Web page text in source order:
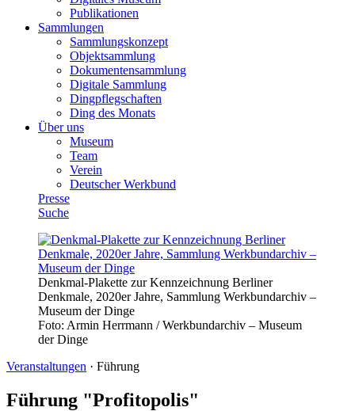
Publikationen
Sammlungen
Sammlungskonzept
Objektsammlung
Dokumentensammlung
Digitale Sammlung
Dingpflegschaften
Ding des Monats
Über uns
Museum
Team
Verein
Deutscher Werkbund
Presse
Suche
Denkmal-Plakette zur Kennzeichnung Berliner
Denkmale, 2020er Jahre, Sammlung Werkbundarchiv –
Museum der Dinge
Foto: Armin Herrmann / Werkbundarchiv – Museum
der Dinge
Veranstaltungen · Führung
Führung "Profitopolis"